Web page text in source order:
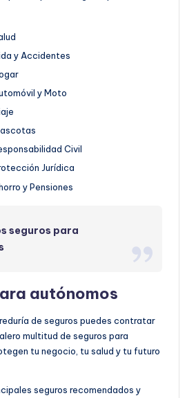
y Accidentes
y Moto
Civil
Jurídica
y Pensiones
seguros para
autónomos
de seguros puedes contratar
multitud de seguros para
tu negocio, tu salud y tu futuro
seguros recomendados y